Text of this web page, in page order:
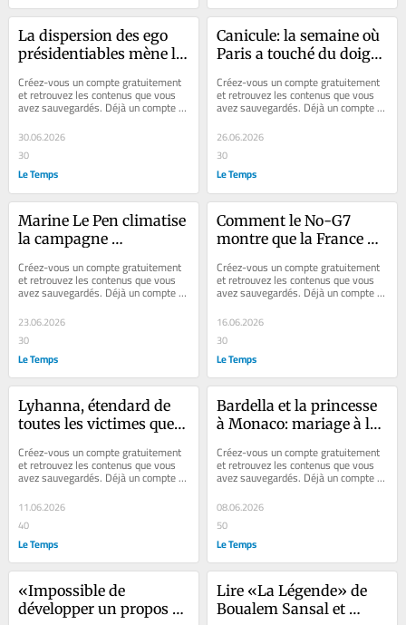
La dispersion des ego
présidentiables mène la
le mur
Créez-vous un compte gratuitement
et retrouvez les contenus que vous
avez sauvegardés. Déjà un compte ?
Se connecter Faites plaisir à vos...
30.06.2026
30
Le Temps
Canicule: la semaine où
Paris a touché du doigt
crise du covid
Créez-vous un compte gratuitement
et retrouvez les contenus que vous
avez sauvegardés. Déjà un compte ?
Se connecter Faites plaisir à vos...
26.06.2026
30
Le Temps
Marine Le Pen climatise
la campagne
Créez-vous un compte gratuitement
et retrouvez les contenus que vous
avez sauvegardés. Déjà un compte ?
Se connecter Faites plaisir à vos...
23.06.2026
30
Le Temps
Comment le No-G7
montre que la France
Créez-vous un compte gratuitement
et retrouvez les contenus que vous
avez sauvegardés. Déjà un compte ?
Se connecter Faites plaisir à vos...
16.06.2026
30
Le Temps
Lyhanna, étendard de
toutes les victimes que
Créez-vous un compte gratuitement
et retrouvez les contenus que vous
avez sauvegardés. Déjà un compte ?
Se connecter Newsletter – du lundi
au...
11.06.2026
40
Le Temps
Bardella et la princesse
à Monaco: mariage à la
Créez-vous un compte gratuitement
et retrouvez les contenus que vous
avez sauvegardés. Déjà un compte ?
Se connecter Faites plaisir à vos...
08.06.2026
50
Le Temps
«Impossible de
développer un propos
Lire «La Légende» de
Boualem Sansal et